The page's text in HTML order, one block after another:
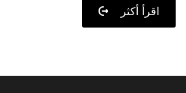
اقرأ أكثر